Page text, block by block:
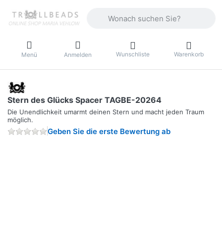
Menü Anmelden Wunschliste Warenkorb
Stern des Glücks Spacer TAGBE-20264
Die Unendlichkeit umarmt deinen Stern und macht jeden Traum
möglich.
Geben Sie die erste Bewertung ab